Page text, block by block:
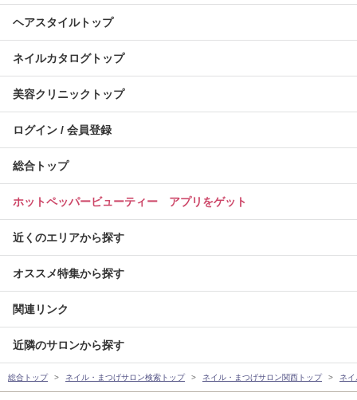
ヘアスタイルトップ
ネイルカタログトップ
美容クリニックトップ
ログイン / 会員登録
総合トップ
ホットペッパービューティー アプリをゲット
近くのエリアから探す
オススメ特集から探す
関連リンク
近隣のサロンから探す
総合トップ ネイル・まつげサロン検索トップ ネイル・まつげサロン関西トップ ネ